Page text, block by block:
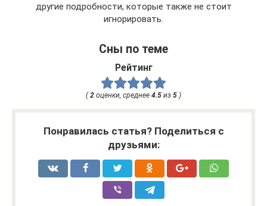
другие подробности, которые также не стоит
игнорировать.
Сны по теме
Рейтинг
( 2 оценки, среднее 4.5 из 5 )
Понравилась статья? Поделиться с
друзьями: